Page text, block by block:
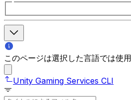
このページは選択した言語では使用
Unity Gaming Services CLI